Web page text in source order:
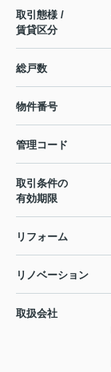
取引態様 /
賃貸区分
総戸数
物件番号
管理コード
取引条件の
有効期限
リフォーム
リノベーション
取扱会社